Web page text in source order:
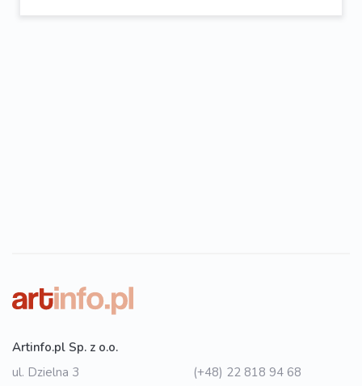
Artinfo.pl Sp. z o.o.
ul. Dzielna 3
(+48) 22 818 94 68